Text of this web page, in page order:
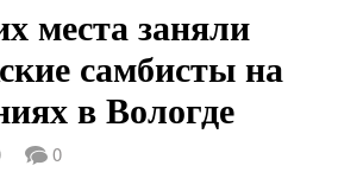
Дело
Народные
ВТРК
места заняли
самбисты на
в Вологде
0